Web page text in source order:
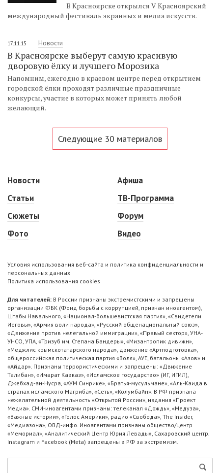
В Красноярске открылся V Красноярский
международный фестиваль экранных и медиа искусств.
17.11.15 Новости
В Красноярске выберут самую красивую
дворовую ёлку и лучшего Морозика
Напомним, ежегодно в краевом центре перед открытием
городской ёлки проходят различные праздничные
конкурсы, участие в которых может принять любой
желающий.
Следующие 30 материалов
Новости
Статьи
Сюжеты
Фото
Афиша
ТВ-Программа
Форум
Видео
Условия использования веб-сайта и политика конфиденциальности и
персональных данных
Политика использования cookies
Для читателей: В России признаны экстремистскими и запрещены
организации ФБК (Фонд борьбы с коррупцией, признан иноагентом),
Штабы Навального, «Национал-большевистская партия», «Свидетели
Иеговы», «Армия воли народа», «Русский общенациональный союз»,
«Движение против нелегальной иммиграции», «Правый сектор», УНА-
УНСО, УПА, «Тризуб им. Степана Бандеры», «Мизантропик дивижн»,
«Меджлис крымскотатарского народа», движение «Артподготовка»,
общероссийская политическая партия «Воля», АУЕ, батальоны «Азов» и
«Айдар». Признаны террористическими и запрещены: «Движение
Талибан», «Имарат Кавказ», «Исламское государство» (ИГ, ИГИЛ),
Джебхад-ан-Нусра, «АУМ Синрике», «Братья-мусульмане», «Аль-Каида в
странах исламского Магриба», «Сеть», «Колумбайн». В РФ признана
нежелательной деятельность «Открытой России», издания «Проект
Медиа». СМИ-иноагентами признаны: телеканал «Дождь», «Медуза»,
«Важные истории», «Голос Америки», радио «Свобода», The Insider,
«Медиазона», ОВД-инфо. Иноагентами признаны общество/центр
«Мемориал», «Аналитический Центр Юрия Левады», Сахаровский центр.
Instagram и Facebook (Metа) запрещены в РФ за экстремизм.